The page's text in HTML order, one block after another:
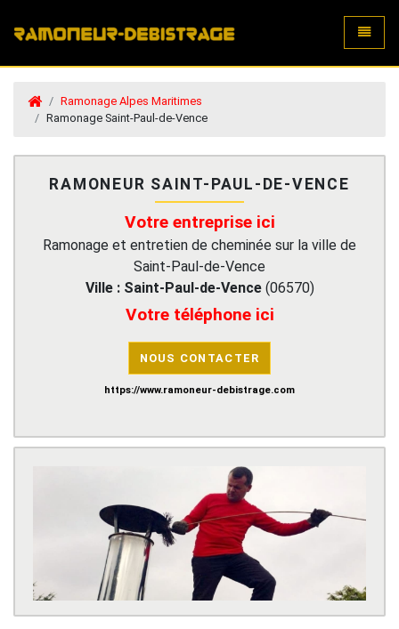
Ramonage Alpes Maritimes
Ramonage Saint-Paul-de-Vence
RAMONEUR SAINT-PAUL-DE-VENCE
Votre entreprise ici
Ramonage et entretien de cheminée sur la ville de
Saint-Paul-de-Vence
Ville : Saint-Paul-de-Vence(06570)
Votre téléphone ici
NOUS CONTACTER
https://www.ramoneur-debistrage.com